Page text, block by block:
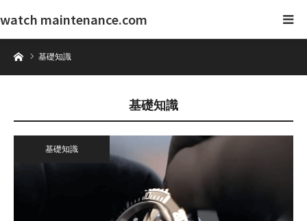
watch maintenance.com
ホーム基礎知識
基礎知識
基礎知識